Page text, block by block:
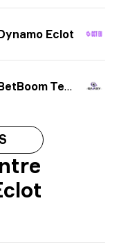
Eclot
BetBoom Team